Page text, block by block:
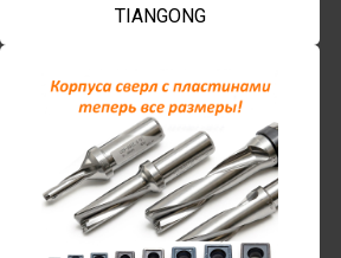
TIANGONG